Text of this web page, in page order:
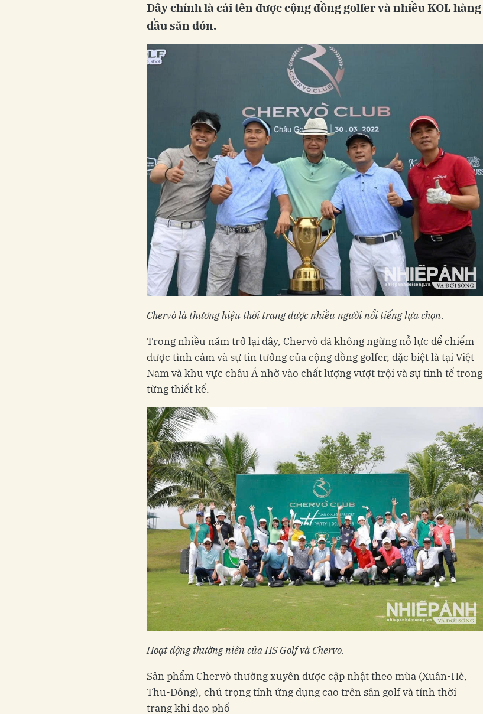
Đây chính là cái tên được cộng đồng golfer và nhiều KOL hàng
đầu săn đón.
Chervò là thương hiệu thời trang được nhiều người nổi tiếng lựa chọn.
Trong nhiều năm trở lại đây, Chervò đã không ngừng nỗ lực để chiếm
được tình cảm và sự tin tưởng của cộng đồng golfer, đặc biệt là tại Việt
Nam và khu vực châu Á nhờ vào chất lượng vượt trội và sự tinh tế trong
từng thiết kế.
Hoạt động thường niên của HS Golf và Chervo.
Sản phẩm Chervò thường xuyên được cập nhật theo mùa (Xuân-Hè,
Thu-Đông), chú trọng tính ứng dụng cao trên sân golf và tính thời
trang khi dạo phố